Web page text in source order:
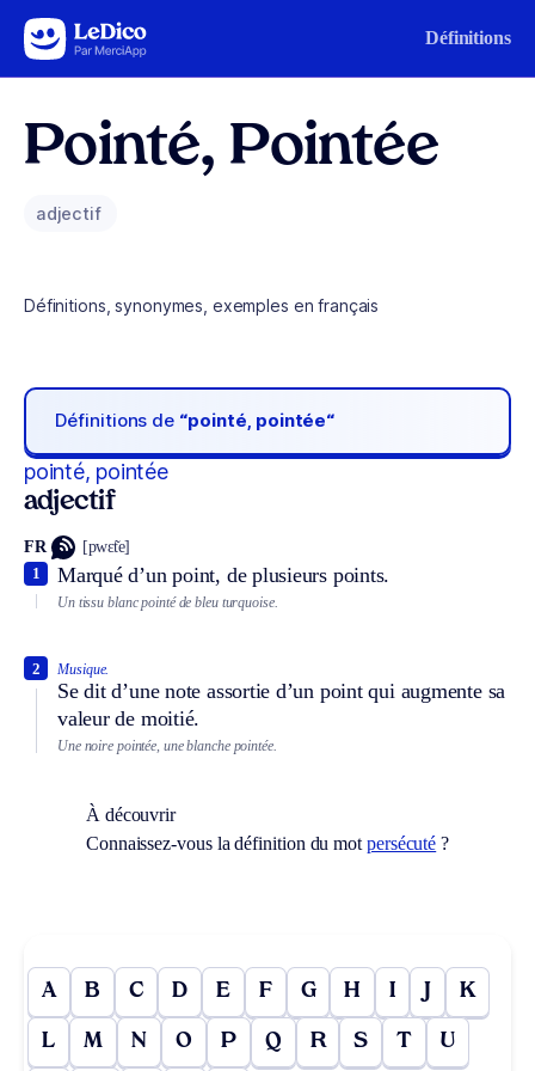
Aller au contenu Définitions
Pointé, Pointée
adjectif
Définitions, synonymes, exemples en français
Définitions de “pointé, pointée“
pointé, pointée
adjectif
FR [pwɛ̃te]
Marqué d’un point, de plusieurs points.
1
Un tissu blanc pointé de bleu turquoise.
Musique.
Se dit d’une note assortie d’un point qui augmente sa
valeur de moitié.
2
Une noire pointée, une blanche pointée.
À découvrir
Connaissez-vous la définition du mot persécuté ?
A B C D E F G H I J K
L M N O P Q R S T U